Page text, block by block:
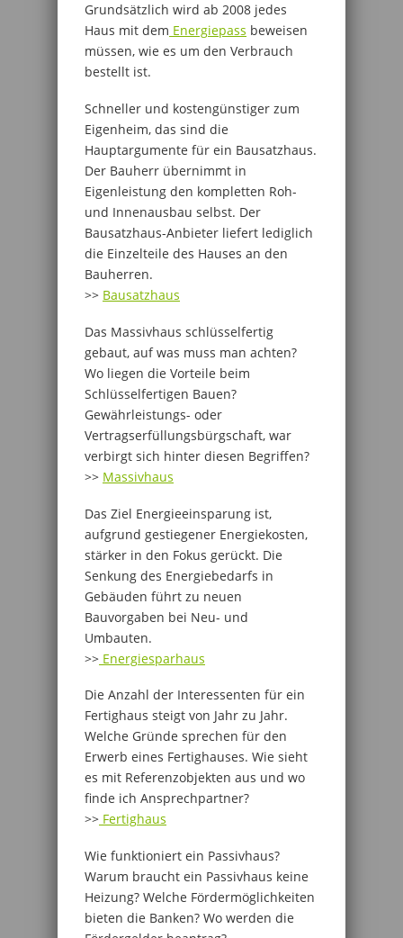
Grundsätzlich wird ab 2008 jedes
Haus mit dem Energiepass beweisen
müssen, wie es um den Verbrauch
bestellt ist.
Schneller und kostengünstiger zum
Eigenheim, das sind die
Hauptargumente für ein Bausatzhaus.
Der Bauherr übernimmt in
Eigenleistung den kompletten Roh-
und Innenausbau selbst. Der
Bausatzhaus-Anbieter liefert lediglich
die Einzelteile des Hauses an den
Bauherren.
>> Bausatzhaus
Das Massivhaus schlüsselfertig
gebaut, auf was muss man achten?
Wo liegen die Vorteile beim
Schlüsselfertigen Bauen?
Gewährleistungs- oder
Vertragserfüllungsbürgschaft, war
verbirgt sich hinter diesen Begriffen?
>> Massivhaus
Das Ziel Energieeinsparung ist,
aufgrund gestiegener Energiekosten,
stärker in den Fokus gerückt. Die
Senkung des Energiebedarfs in
Gebäuden führt zu neuen
Bauvorgaben bei Neu- und
Umbauten.
>> Energiesparhaus
Die Anzahl der Interessenten für ein
Fertighaus steigt von Jahr zu Jahr.
Welche Gründe sprechen für den
Erwerb eines Fertighauses. Wie sieht
es mit Referenzobjekten aus und wo
finde ich Ansprechpartner?
>> Fertighaus
Wie funktioniert ein Passivhaus?
Warum braucht ein Passivhaus keine
Heizung? Welche Fördermöglichkeiten
bieten die Banken? Wo werden die